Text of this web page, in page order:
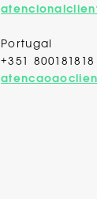
Portugal
+351 800181818